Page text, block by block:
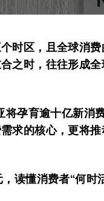
时区，且全球消
之时，往往形成
孕育逾十亿新消
求的核心，更将
读懂消费者“何时